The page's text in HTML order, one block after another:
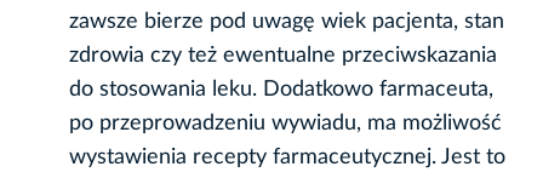
zawsze bierze pod uwagę wiek pacjenta, stan
zdrowia czy też ewentualne przeciwskazania
do stosowania leku. Dodatkowo farmaceuta,
po przeprowadzeniu wywiadu, ma możliwość
wystawienia recepty farmaceutycznej. Jest to